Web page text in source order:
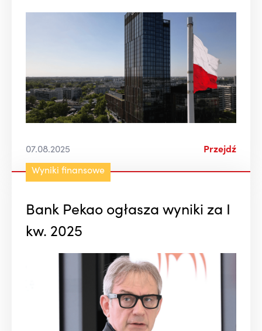
07.08.2025 Przejdź
Wyniki finansowe
Bank Pekao ogłasza wyniki za I
kw. 2025